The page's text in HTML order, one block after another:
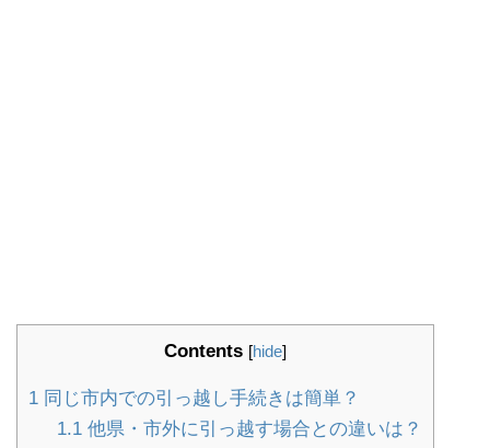
Contents [hide]
1 同じ市内での引っ越し手続きは簡単？
1.1他県・市外に引っ越す場合との違いは？